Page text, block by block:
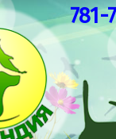
781-